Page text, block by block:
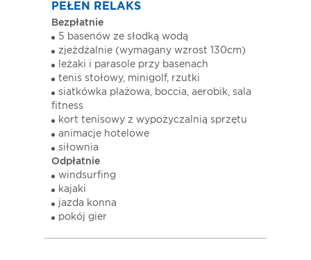
PEŁEN RELAKS
Bezpłatnie
5 basenów ze słodką wodą
zjeżdżalnie (wymagany wzrost 130cm)
leżaki i parasole przy basenach
tenis stołowy, minigolf, rzutki
siatkówka plażowa, boccia, aerobik, sala
fitness
kort tenisowy z wypożyczalnią sprzętu
animacje hotelowe
siłownia
Odpłatnie
windsurfing
kajaki
jazda konna
pokój gier